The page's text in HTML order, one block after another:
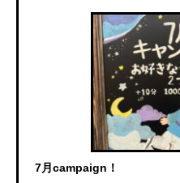
7月campaign！